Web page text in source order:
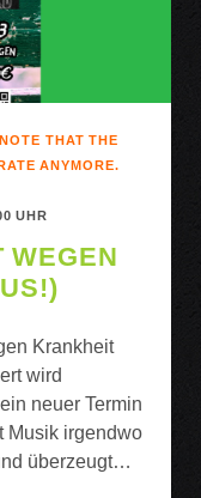
THAT THE
ANYMORE.
UHR
WEGEN
Krankheit
wird
neuer Termin
Musik irgendwo
überzeugt…